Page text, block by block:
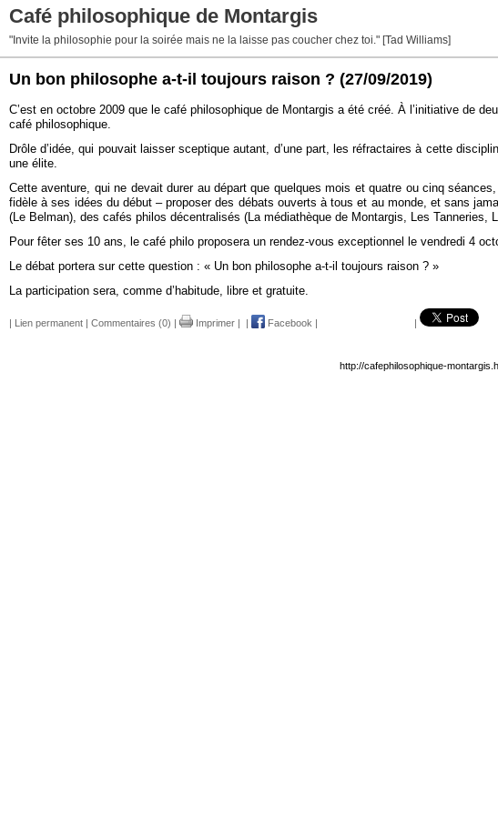
Café philosophique de Montargis
"Invite la philosophie pour la soirée mais ne la laisse pas coucher chez toi." [Tad Williams]
Un bon philosophe a-t-il toujours raison ? (27/09/2019)
C’est en octobre 2009 que le café philosophique de Montargis a été créé. À l’initiative de
café philosophique.
Drôle d’idée, qui pouvait laisser sceptique autant, d’une part, les réfractaires à cette
une élite.
Cette aventure, qui ne devait durer au départ que quelques mois et quatre ou cinq
fidèle à ses idées du début – proposer des débats ouverts à tous et au monde, et sans
(Le Belman), des cafés philos décentralisés (La médiathèque de Montargis, Les
Pour fêter ses 10 ans, le café philo proposera un rendez-vous exceptionnel le vendredi 4
Le débat portera sur cette question : « Un bon philosophe a-t-il toujours raison ? »
La participation sera, comme d’habitude, libre et gratuite.
| Lien permanent | Commentaires (0) | Imprimer | | Facebook | |
http://cafephilosophique-